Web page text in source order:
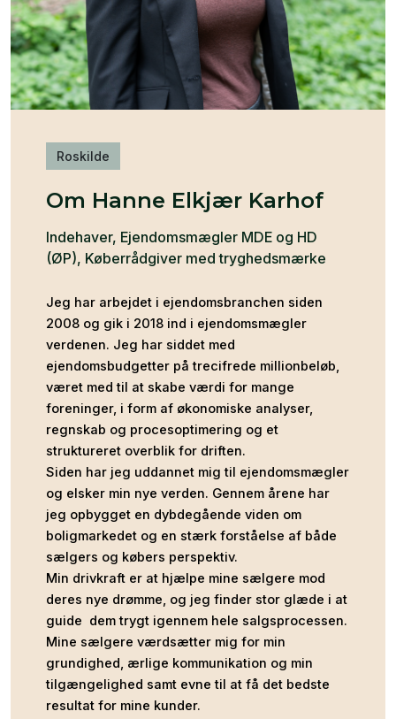
Roskilde
Om Hanne Elkjær Karhof
Indehaver, Ejendomsmægler MDE og HD
(ØP), Køberrådgiver med tryghedsmærke
Jeg har arbejdet i ejendomsbranchen siden
2008 og gik i 2018 ind i ejendoms­mægler
verdenen. Jeg har siddet med
ejendomsbudgetter på trecifrede million­beløb,
været med til at skabe værdi for mange
foreninger, i form af økonomiske analyser,
regnskab og procesoptimering og et
struktureret overblik for driften.
Siden har jeg uddannet mig til ejendomsmægler
og elsker min nye verden. Gennem årene har
jeg opbygget en dybdegående viden om
boligmarkedet og en stærk forståelse af både
sælgers og købers perspektiv.
Min drivkraft er at hjælpe mine sælgere mod
deres nye drømme, og jeg finder stor glæde i at
guide dem trygt igennem hele salgsprocessen.
Mine sælgere værdsætter mig for min
grundighed, ærlige kommunikation og min
tilgængelighed samt evne til at få det bedste
resultat for mine kunder.